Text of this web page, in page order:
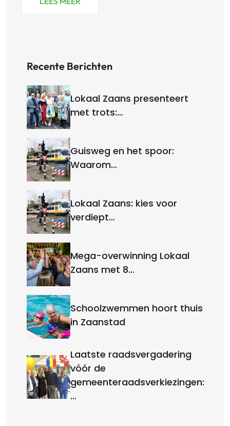
Recente Berichten
Lokaal Zaans presenteert
met trots:…
Guisweg en het spoor:
Waarom…
Lokaal Zaans: kies voor
verdiept…
Mega-overwinning Lokaal
Zaans met 8…
Schoolzwemmen hoort thuis
in Zaanstad
Laatste raadsvergadering
vóór de
gemeenteraadsverkiezingen:
…